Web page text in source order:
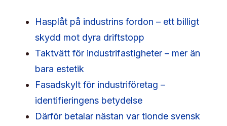
Hasplåt på industrins fordon – ett billigt
skydd mot dyra driftstopp
Taktvätt för industrifastigheter – mer än
bara estetik
Fasadskylt för industriföretag –
identifieringens betydelse
Därför betalar nästan var tionde svensk